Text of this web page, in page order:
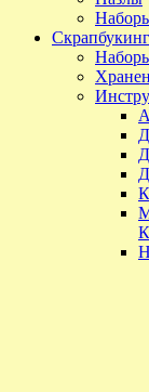
Скрапбукинг